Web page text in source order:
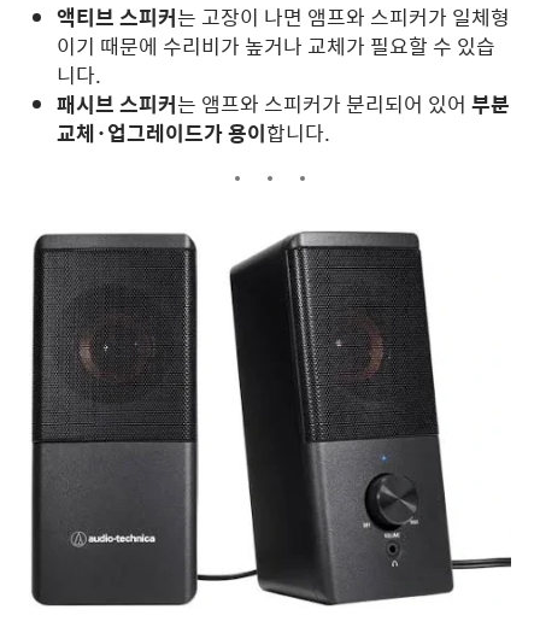
액티브 스피커는 고장이 나면 앰프와 스피커가 일체형
이기 때문에 수리비가 높거나 교체가 필요할 수 있습
니다.
패시브 스피커는 앰프와 스피커가 분리되어 있어 부분
교체·업그레이드가 용이합니다.